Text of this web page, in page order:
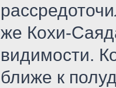
же Кохи-
видимости.
ближе к